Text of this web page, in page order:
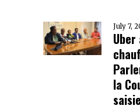
July 7,
la
saisie